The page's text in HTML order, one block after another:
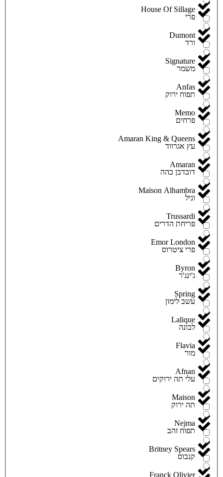
House Of Sillage
Dumont
Signature
Anfas
Memo
Amaran King & Queens
Amaran
Maison Alhambra
Trussardi
Emor London
Byron
Spring
Lalique
Flavia
Afnan
Maison
Nejma
Britney Spears
Franck Olivier
פרי
ורד
משמר
תפוח ירוק
פרחים
עץ אגרווד
דובדבן כהה
וניל
פריחת הדרים
פרי ציטרוס
ג'ינג'ר
עשב לימון
לבונה
מור
עלי תה ירוקים
תה ירוק
תפוח זהב
קנבוס